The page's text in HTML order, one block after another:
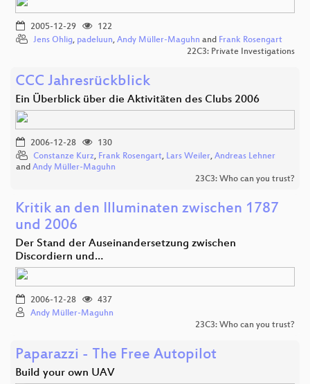
2005-12-29
122
Jens Ohlig, padeluun, Andy Müller-Maguhn and Frank Rosengart
22C3: Private Investigations
CCC Jahresrückblick
Ein Überblick über die Aktivitäten des Clubs 2006
2006-12-28
130
Constanze Kurz, Frank Rosengart, Lars Weiler, Andreas Lehner
and Andy Müller-Maguhn
23C3: Who can you trust?
Kritik an den Illuminaten zwischen 1787
und 2006
Der Stand der Auseinandersetzung zwischen
Discordiern und…
2006-12-28
437
Andy Müller-Maguhn
23C3: Who can you trust?
Paparazzi - The Free Autopilot
Build your own UAV